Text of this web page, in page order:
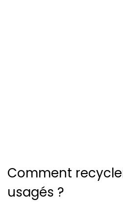
Comment
usagés ?